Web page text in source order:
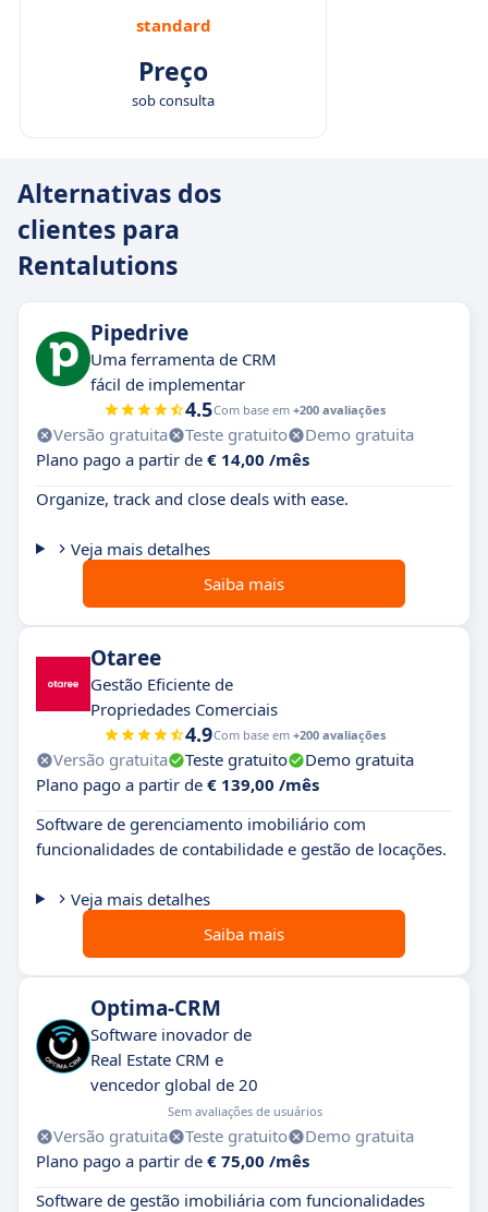
standard
Preço
sob consulta
Alternativas dos
clientes para
Rentalutions
Pipedrive
Uma ferramenta de CRM
fácil de implementar
4.5Com base em +200 avaliações
Versão gratuita Teste gratuito
Demo gratuita
Plano pago a partir de € 14,00 /mês
Organize, track and close deals with ease.
Veja mais detalhes
Saiba mais
Otaree
Gestão Eficiente de
Propriedades Comerciais
4.9Com base em +200 avaliações
Versão gratuita Teste gratuito
Demo gratuita
Plano pago a partir de € 139,00 /mês
Software de gerenciamento imobiliário com
funcionalidades de contabilidade e gestão de locações.
Veja mais detalhes
Saiba mais
Optima-CRM
Software inovador de
Real Estate CRM e
vencedor global de 20
Sem avaliações de usuários
Versão gratuita Teste gratuito
Demo gratuita
Plano pago a partir de € 75,00 /mês
Software de gestão imobiliária com funcionalidades